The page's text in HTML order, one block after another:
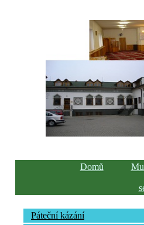
Domů
Páteční kázání